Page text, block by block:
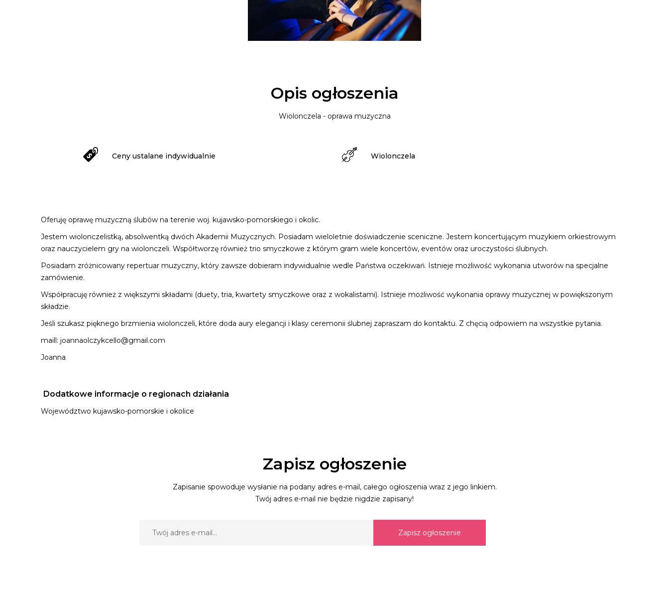
Opis ogłoszenia
Wiolonczela - oprawa muzyczna
Ceny ustalane indywidualnie Wiolonczela
Oferuję oprawę muzyczną ślubów na terenie woj. kujawsko-pomorskiego i okolic.
Jestem wiolonczelistką, absolwentką dwóch Akademii Muzycznych. Posiadam wieloletnie doświadczenie sceniczne. Jestem koncertującym muzykiem orkiestrowym
oraz nauczycielem gry na wiolonczeli. Współtworzę również trio smyczkowe z którym gram wiele koncertów, eventów oraz uroczystości ślubnych.
Posiadam zróżnicowany repertuar muzyczny, który zawsze dobieram indywidualnie wedle Państwa oczekiwań. Istnieje możliwość wykonania utworów na specjalne
zamówienie.
Współpracuję również z większymi składami (duety, tria, kwartety smyczkowe oraz z wokalistami). Istnieje możliwość wykonania oprawy muzycznej w powiększonym
składzie.
Jeśli szukasz pięknego brzmienia wiolonczeli, które doda aury elegancji i klasy ceremonii ślubnej zapraszam do kontaktu. Z chęcią odpowiem na wszystkie pytania.
maill: joannaolczykcello@gmail.com
Joanna
Dodatkowe informacje o regionach działania
Województwo kujawsko-pomorskie i okolice
Zapisz ogłoszenie
Zapisanie spowoduje wysłanie na podany adres e-mail, całego ogłoszenia wraz z jego linkiem.
Twój adres e-mail nie będzie nigdzie zapisany!
Zapisz ogłoszenie